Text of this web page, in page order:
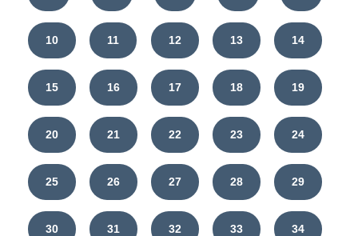
10 11 12 13 14
15 16 17 18 19
20 21 22 23 24
25 26 27 28 29
30 31 32 33 34